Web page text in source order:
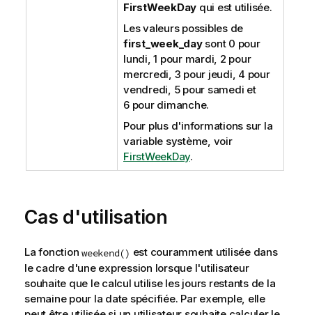
FirstWeekDay qui est utilisée.
Les valeurs possibles de
first_week_daysont 0 pour
lundi, 1 pour mardi, 2 pour
mercredi, 3 pour jeudi, 4 pour
vendredi, 5 pour samedi et
6 pour dimanche.
Pour plus d'informations sur la
variable système, voir
FirstWeekDay.
Cas d'utilisation
La fonction weekend() est couramment utilisée dans
le cadre d'une expression lorsque l'utilisateur
souhaite que le calcul utilise les jours restants de la
semaine pour la date spécifiée. Par exemple, elle